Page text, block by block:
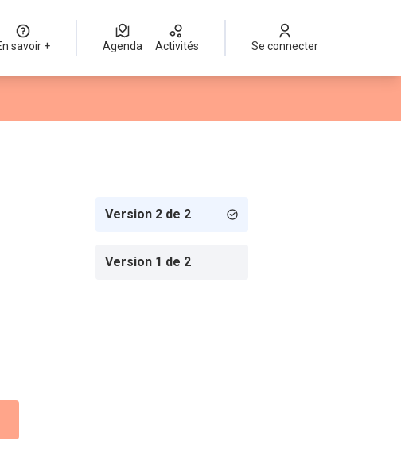
En savoir + Agenda Activités Se connecter
Version 2 de 2
Version 1 de 2